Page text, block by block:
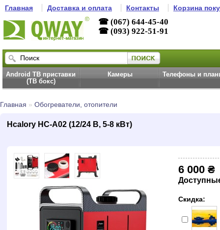
Главная Доставка и оплата Контакты Корзина
☎ (067) 644-45-40
☎ (093) 922-51-91
Android ТВ приставки
(ТВ бокс)
Камеры Телефоны и
Главная » Обогреватели, отопители
Hcalory HC-A02 (12/24 В, 5-8 кВт)
6 000 ₴
Скидка: